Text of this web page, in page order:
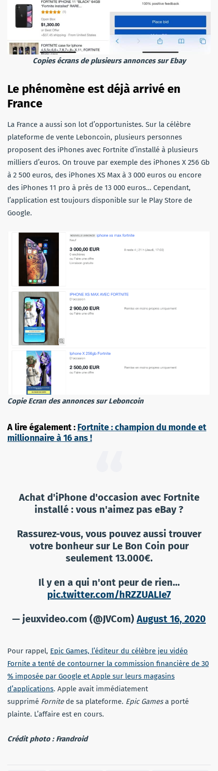
Copies écrans de plusieurs annonces sur Ebay
Le phénomène est déjà arrivé en
France
La France a aussi son lot d’opportunistes. Sur la célèbre
plateforme de vente Leboncoin, plusieurs personnes
proposent des iPhones avec Fortnite d’installé à plusieurs
milliers d’euros. On trouve par exemple des iPhones X 256 Gb
à 2 500 euros, des iPhones XS Max à 3 000 euros ou encore
des iPhones 11 pro à près de 13 000 euros… Cependant,
l’application est toujours disponible sur le Play Store de
Google.
Copie Ecran des annonces sur Leboncoin
A lire également : Fortnite : champion du monde et
millionnaire à 16 ans !
Achat d'iPhone d'occasion avec Fortnite
installé : vous n'aimez pas eBay ?
Rassurez-vous, vous pouvez aussi trouver
votre bonheur sur Le Bon Coin pour
seulement 13.000€.
Il y en a qui n'ont peur de rien…
pic.twitter.com/hRZZUALIe7
— jeuxvideo.com (@JVCom) August 16, 2020
Pour rappel, Epic Games, l’éditeur du célèbre jeu vidéo
Fornite a tenté de contourner la commission financière de 30
% imposée par Google et Apple sur leurs magasins
d’applications. Apple avait immédiatement
supprimé Fornitede sa plateforme. Epic Gamesa porté
plainte. L’affaire est en cours.
Crédit photo : Frandroid